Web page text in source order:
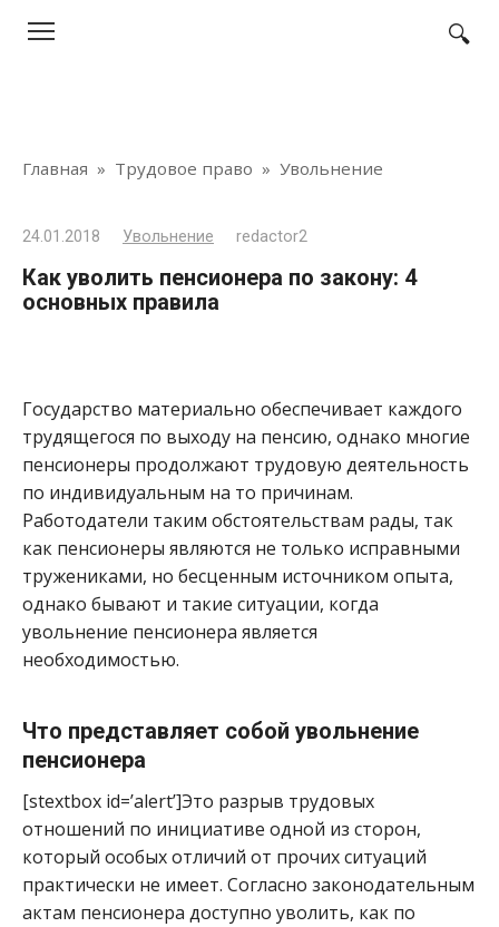
Главная » Трудовое право » Увольнение
24.01.2018 Увольнение redactor2
Как уволить пенсионера по закону: 4
основных правила
Государство материально обеспечивает каждого
трудящегося по выходу на пенсию, однако многие
пенсионеры продолжают трудовую деятельность
по индивидуальным на то причинам.
Работодатели таким обстоятельствам рады, так
как пенсионеры являются не только исправными
тружениками, но бесценным источником опыта,
однако бывают и такие ситуации, когда
увольнение пенсионера является
необходимостью.
Что представляет собой увольнение
пенсионера
[stextbox id=’alert’]Это разрыв трудовых
отношений по инициативе одной из сторон,
который особых отличий от прочих ситуаций
практически не имеет. Согласно законодательным
актам пенсионера доступно уволить, как по